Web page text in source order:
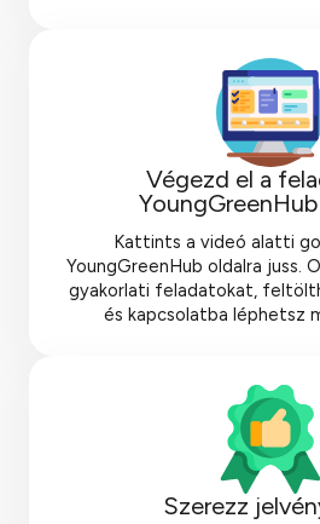
Végezd el a
Kattints a videó alatti
YoungGreenHub oldalra juss.
gyakorlati feladatokat,
és kapcsolatba léphetsz
Szerezz